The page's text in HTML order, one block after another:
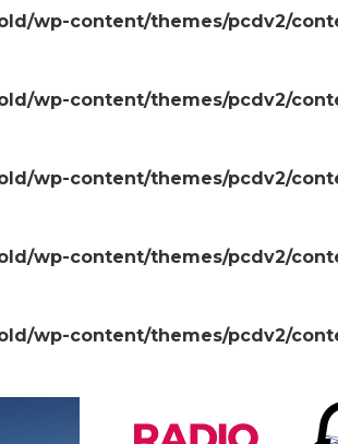
wp-content/themes/pcdv2/
wp-content/themes/pcdv2/
wp-content/themes/pcdv2/
wp-content/themes/pcdv2/
wp-content/themes/pcdv2/